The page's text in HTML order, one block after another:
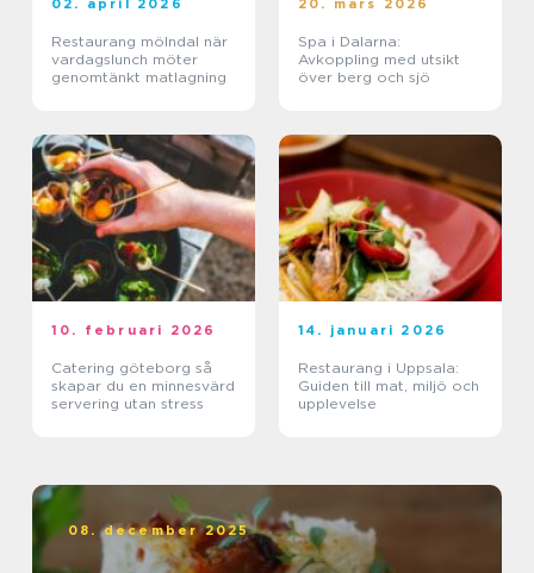
02. april 2026
Restaurang mölndal när
vardagslunch möter
genomtänkt matlagning
20. mars 2026
Spa i Dalarna:
Avkoppling med utsikt
över berg och sjö
10. februari 2026
Catering göteborg så
skapar du en minnesvärd
servering utan stress
14. januari 2026
Restaurang i Uppsala:
Guiden till mat, miljö och
upplevelse
08. december 2025